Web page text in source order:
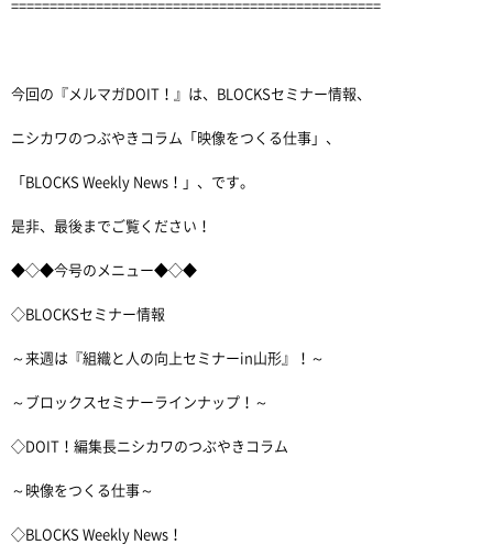
================================================
今回の『メルマガDOIT！』は、BLOCKSセミナー情報、
ニシカワのつぶやきコラム「映像をつくる仕事」、
「BLOCKS Weekly News！」、です。
是非、最後までご覧ください！
◆◇◆今号のメニュー◆◇◆
◇BLOCKSセミナー情報
～来週は『組織と人の向上セミナーin山形』！～
～ブロックスセミナーラインナップ！～
◇DOIT！編集長ニシカワのつぶやきコラム
～映像をつくる仕事～
◇BLOCKS Weekly News！